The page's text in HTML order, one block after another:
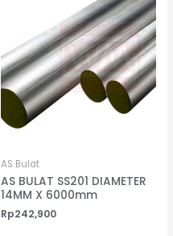
AS Bulat
AS BULAT SS201 DIAMETER
14MM X 6000mm
Rp242,900